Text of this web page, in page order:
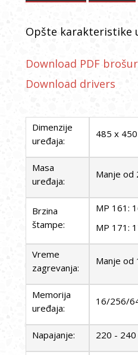
Opšte karakteristike
Download PDF
Download drivers
Dimenzije
uređaja:
485 x
Masa
uređaja:
Manje od
Brzina
štampe:
MP 161:
MP 171:
Vreme
zagrevanja:
Manje od
Memorija
uređaja:
16/256/
Napajanje: 220 -